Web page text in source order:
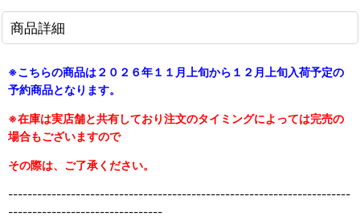
商品詳細
※こちらの商品は２０２６年１１月上旬から１２月上旬入荷予定の
予約商品となります。
※在庫は実店舗と共有しており注文のタイミングによっては完売の
場合もございますので
その際は、ご了承ください。
-----------------------------------------------------------------------
--------------------------------